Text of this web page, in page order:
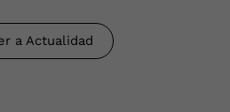
a Actualidad